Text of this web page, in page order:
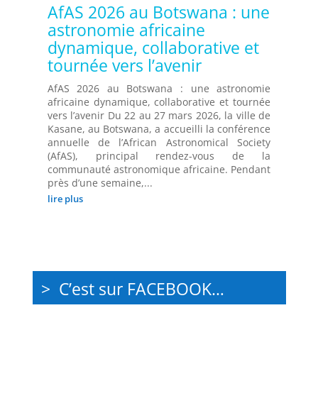
AfAS 2026 au Botswana : une
astronomie africaine
dynamique, collaborative et
tournée vers l’avenir
AfAS 2026 au Botswana : une astronomie
africaine dynamique, collaborative et tournée
vers l’avenir Du 22 au 27 mars 2026, la ville de
Kasane, au Botswana, a accueilli la conférence
annuelle de l’African Astronomical Society
(AfAS), principal rendez-vous de la
communauté astronomique africaine. Pendant
près d’une semaine,...
lire plus
> C’est sur FACEBOOK…